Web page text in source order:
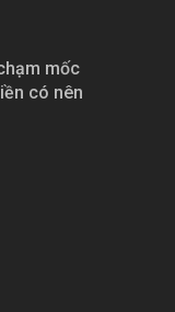
mốc
có nên